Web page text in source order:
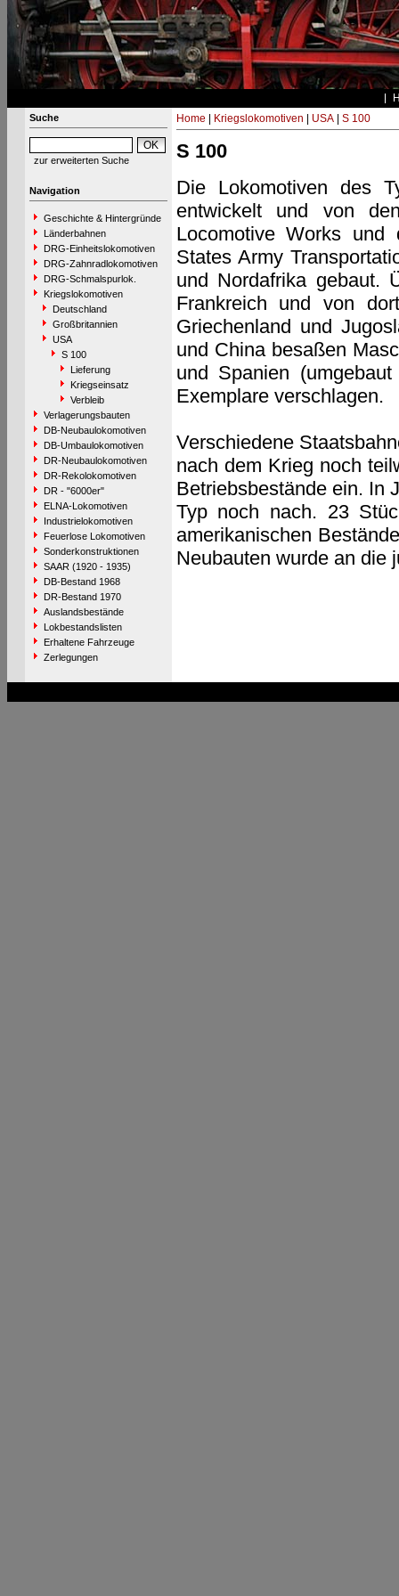
Suche
zur erweiterten Suche
Navigation
Geschichte & Hintergründe
Länderbahnen
DRG-Einheitslokomotiven
DRG-Zahnradlokomotiven
DRG-Schmalspurlok.
Kriegslokomotiven
Deutschland
Großbritannien
USA
S 100
Lieferung
Kriegseinsatz
Verbleib
Verlagerungsbauten
DB-Neubaulokomotiven
DB-Umbaulokomotiven
DR-Neubaulokomotiven
DR-Rekolokomotiven
DR - "6000er"
ELNA-Lokomotiven
Industrielokomotiven
Feuerlose Lokomotiven
Sonderkonstruktionen
SAAR (1920 - 1935)
DB-Bestand 1968
DR-Bestand 1970
Auslandsbestände
Lokbestandslisten
Erhaltene Fahrzeuge
Zerlegungen
Home Kriegslokomotiven USA| S 100
S 100
Die Lokomotiven des
entwickelt und von
Locomotive Works
States Army
und Nordafrika gebaut.
Frankreich und von
Griechenland und
und China besaßen
und Spanien
Exemplare verschlagen.
Verschiedene
nach dem Krieg noch
Betriebsbestände ein. In
Typ noch nach. 23
amerikanischen
Neubauten wurde an die